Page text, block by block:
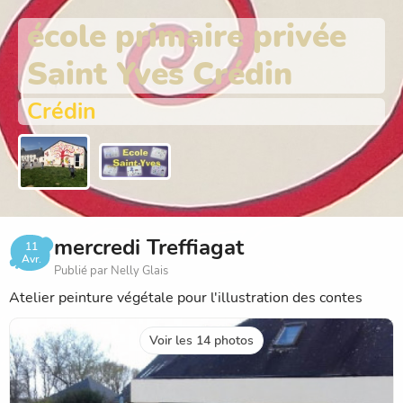
école primaire privée
Saint Yves Crédin
Crédin
11
Avr.
mercredi Treffiagat
Publié par Nelly Glais
Atelier peinture végétale pour l'illustration des contes
Voir les 14 photos